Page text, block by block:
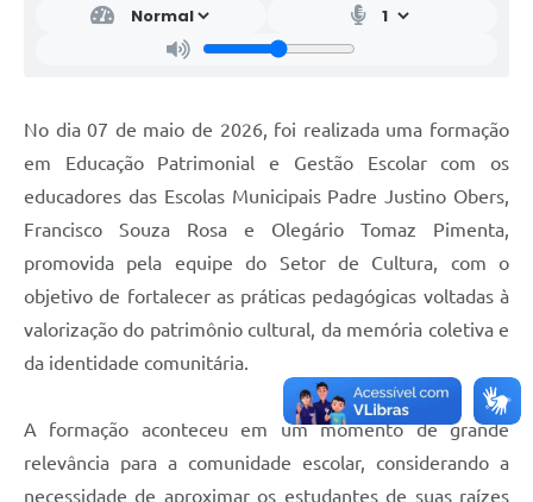
No dia 07 de maio de 2026, foi realizada uma formação
em Educação Patrimonial e Gestão Escolar com os
educadores das Escolas Municipais Padre Justino Obers,
Francisco Souza Rosa e Olegário Tomaz Pimenta,
promovida pela equipe do Setor de Cultura, com o
objetivo de fortalecer as práticas pedagógicas voltadas à
valorização do patrimônio cultural, da memória coletiva e
da identidade comunitária.
A formação aconteceu em um momento de grande
relevância para a comunidade escolar, considerando a
necessidade de aproximar os estudantes de suas raízes